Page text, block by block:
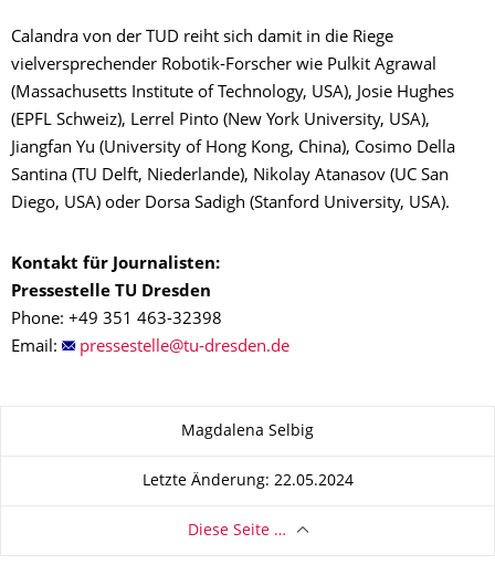
Calandra von der TUD reiht sich damit in die Riege
vielversprechender Robotik-Forscher wie Pulkit Agrawal
(Massachusetts Institute of Technology, USA), Josie Hughes
(EPFL Schweiz), Lerrel Pinto (New York University, USA),
Jiangfan Yu (University of Hong Kong, China), Cosimo Della
Santina (TU Delft, Niederlande), Nikolay Atanasov (UC San
Diego, USA) oder Dorsa Sadigh (Stanford University, USA).
Kontakt für Journalisten:
Pressestelle TU Dresden
Phone: +49 351 463-32398
Email:
Magdalena Selbig
Letzte Änderung: 22.05.2024
Diese Seite …